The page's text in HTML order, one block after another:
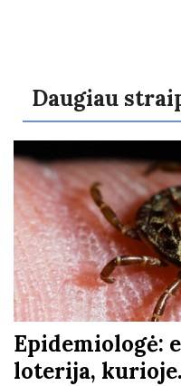
Daugiau
Epidemiologė:
loterija,